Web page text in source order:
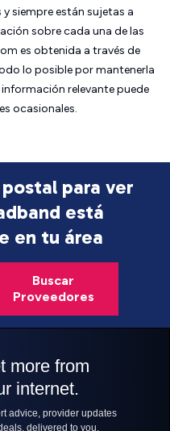
siempre están sujetas a
sobre cada una de las
es obtenida a través de
lo posible por mantenerla
relevante puede
ocasionales.
para ver
está
en tu área
Buscar
Proveedores